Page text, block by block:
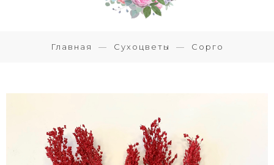
Главная Сухоцветы Сорго